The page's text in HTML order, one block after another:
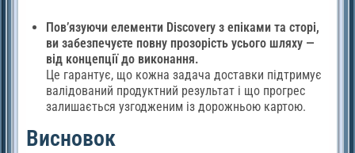
Пов’язуючи елементи Discovery з епіками та сторі,
ви забезпечуєте повну прозорість усього шляху —
від концепції до виконання.
Це гарантує, що кожна задача доставки підтримує
валідований продуктний результат і що прогрес
залишається узгодженим із дорожньою картою.
Висновок